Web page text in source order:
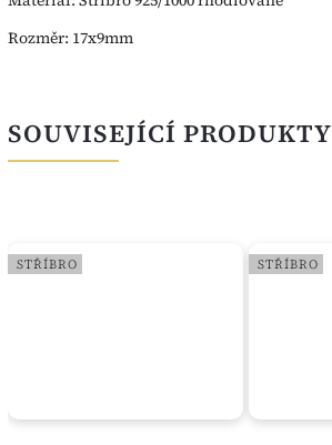
Rozměr: 17x9mm
SOUVISEJÍCÍ PRODUKTY
STŘÍBRO STŘÍBRO